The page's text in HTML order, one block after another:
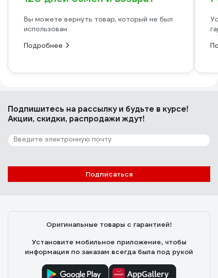
Вы можете вернуть товар, который не был
использован
Подробнее
Подпишитесь на рассылкуи будьте в курсе!
Акции, скидки, распродажи ждут!
Подписаться
Оригинальные товары с гарантией!
Установите мобильное приложение, чтобы
информация по заказам всегда была под рукой